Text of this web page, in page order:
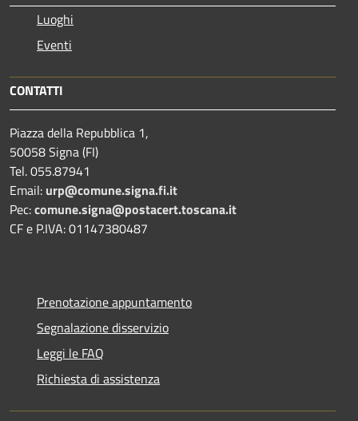
Luoghi
Eventi
CONTATTI
Piazza della Repubblica 1,
50058 Signa (FI)
Tel. 055.87941
Email: urp@comune.signa.fi.it
Pec:comune.signa@postacert.toscana.it
CF e P.IVA: 01147380487
Prenotazione appuntamento
Segnalazione disservizio
Leggi le FAQ
Richiesta di assistenza